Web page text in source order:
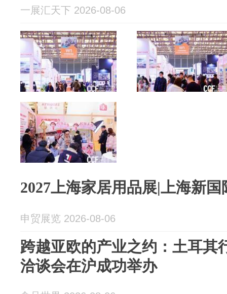
一展汇天下 2026-08-06
2027上海家居用品展|上海新
申贸展览 2026-08-06
跨越亚欧的产业之约：土耳其
洽谈会在沪成功举办